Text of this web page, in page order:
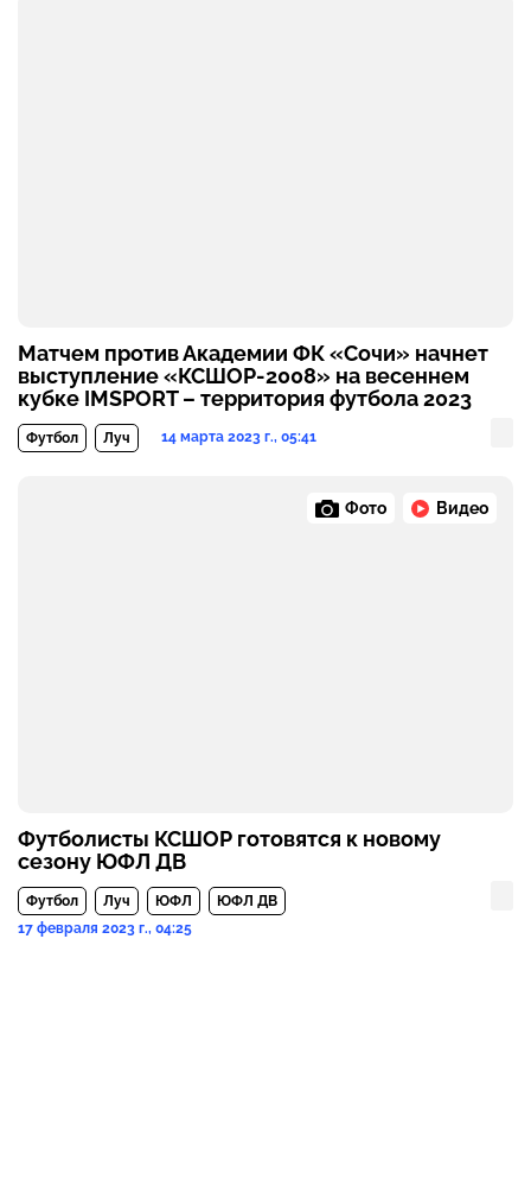
Матчем против Академии ФК «Сочи» начнет
выступление «КСШОР-2008» на весеннем
кубке IMSPORT – территория футбола 2023
Футбол Луч 14 марта 2023 г., 05:41
Фото Видео
Футболисты КСШОР готовятся к новому
сезону ЮФЛ ДВ
Футбол Луч ЮФЛ
ЮФЛ ДВ
17 февраля 2023 г., 04:25